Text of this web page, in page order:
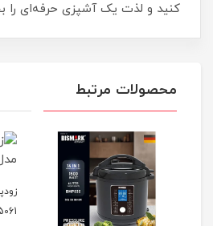
کنید و لذت یک آشپزی حرفه‌ای را
محصولات مرتبط